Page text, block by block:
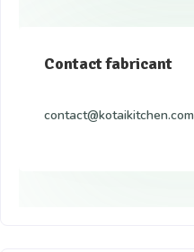
Contact fabricant
contact@kotaikitchen.com